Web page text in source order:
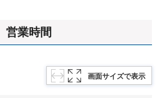
営業時間
画面サイズで表示